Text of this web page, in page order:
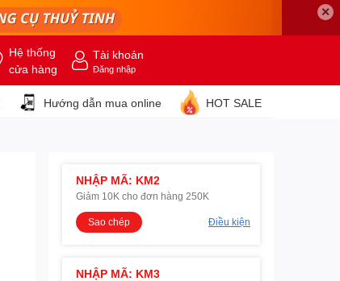
✕
Hệ thống
cửa hàng
Tài khoản
Đăng nhập
Hướng dẫn mua online HOT SALE
NHẬP MÃ: KM2
Giảm 10K cho đơn hàng 250K
Sao chép Điều kiện
NHẬP MÃ: KM3